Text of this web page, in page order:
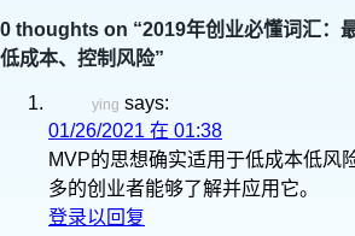
0 thoughts on “2019年创业必懂词汇：
低成本、控制风险”
ying says:
01/26/2021 在 01:38
MVP的思想确实适用于低成本低风
多的创业者能够了解并应用它。
登录以回复